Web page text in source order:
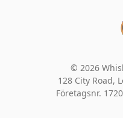
© 2026
128 City Road,
Företagsnr.